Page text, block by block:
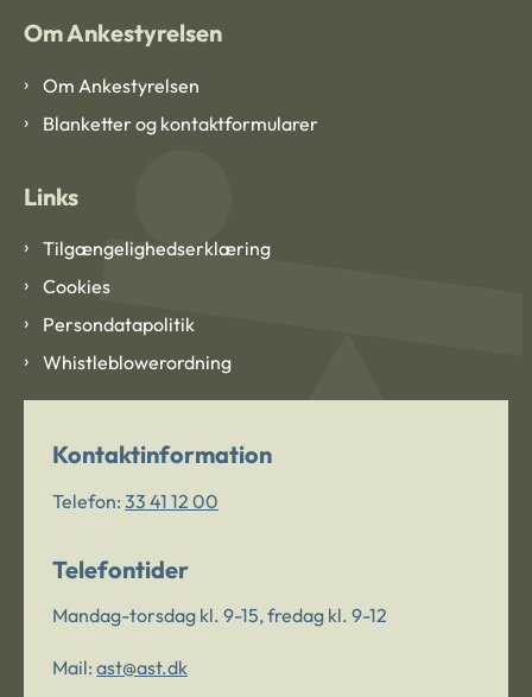
Om Ankestyrelsen
Om Ankestyrelsen
Blanketter og kontaktformularer
Links
Tilgængelighedserklæring
Cookies
Persondatapolitik
Whistleblowerordning
Kontaktinformation
Telefon: 33 41 12 00
Telefontider
Mandag-torsdag kl. 9-15, fredag kl. 9-12
Mail: ast@ast.dk